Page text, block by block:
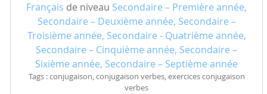
Français de niveau Secondaire – Première année,
Secondaire – Deuxième année, Secondaire –
Troisième année, Secondaire - Quatrième année,
Secondaire – Cinquième année, Secondaire –
Sixième année, Secondaire – Septième année
Tags : conjugaison, conjugaison verbes, exercices conjugaison
verbes